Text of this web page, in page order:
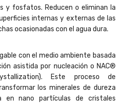
y fosfatos. Reducen o eliminan la
internas y externas de las
ocasionadas con el agua dura.
con el medio ambiente basada
asistida por nucleación o NAC®
Este proceso de
los minerales de dureza
en nano partículas de cristales